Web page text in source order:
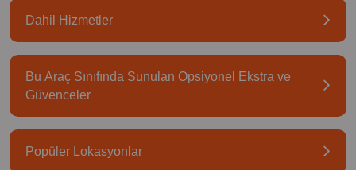
Dahil Hizmetler
Bu Araç Sınıfında Sunulan Opsiyonel Ekstra ve
Güvenceler
Popüler Lokasyonlar